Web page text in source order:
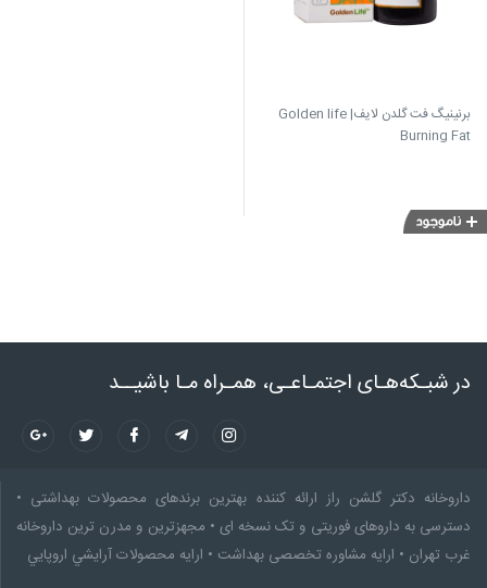
برنینیگ فت گلدن لایف| Golden life
Burning Fat
در شبـکه‌هـای اجتمـاعـی، همـراه مـا باشیــد
داروخانه دکتر گلشن راز ارائه کننده بهترین برندهای محصولات بهداشتی •
دسترسی به داروهای فوریتی و تک نسخه ای • مجهزترین و مدرن ترین داروخانه
غرب تهران • ارایه مشاوره تخصصى بهداشت • ارایه محصولات آرايشي اروپايي